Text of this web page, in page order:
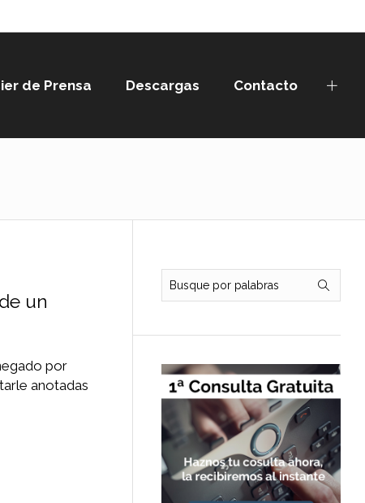
de Prensa Descargas Contacto
un
por
anotadas